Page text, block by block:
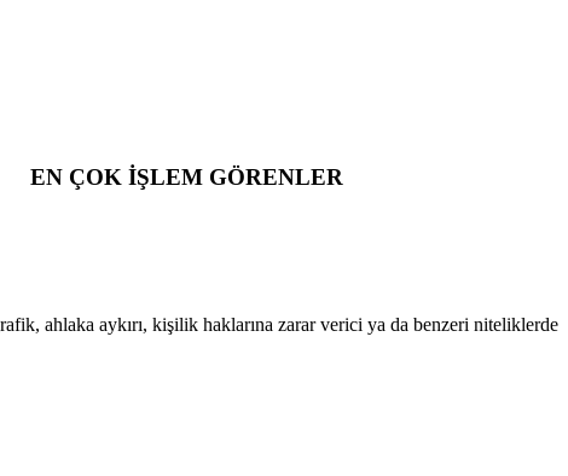
EN ÇOK İŞLEM GÖRENLER
ahlaka aykırı, kişilik haklarına zarar verici ya da benzeri niteliklerde